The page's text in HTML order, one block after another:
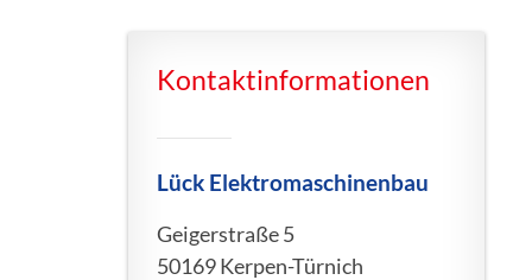
Kontaktinformationen
Lück Elektromaschinenbau
Geigerstraße 5
50169 Kerpen-Türnich